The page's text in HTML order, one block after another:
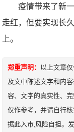
疫情带来了新
走红，但要实现长
上。
郑重声明： 以上文章
及文中陈述文字和内
容、文字的真实性、
仅作参考，并请自行
据此入市,风险自担。